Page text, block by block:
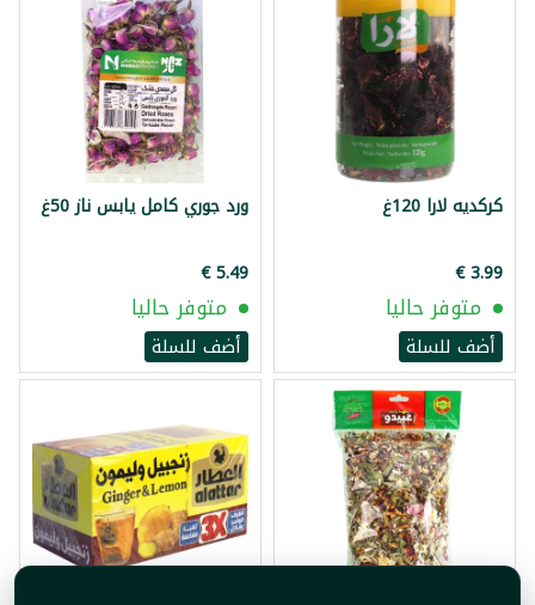
كركديه لارا 120غ
متوفر حاليا
أضف للسلة
ورد جوري كامل يابس ناز 50غ
متوفر حاليا
أضف للسلة